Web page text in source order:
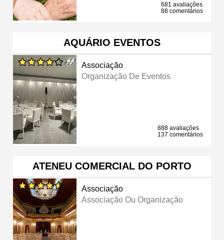
681 avaliações
88 comentários
AQUÁRIO EVENTOS
Associação
Organização De Eventos
888 avaliações
137 comentários
ATENEU COMERCIAL DO PORTO
Associação
Associação Ou Organização